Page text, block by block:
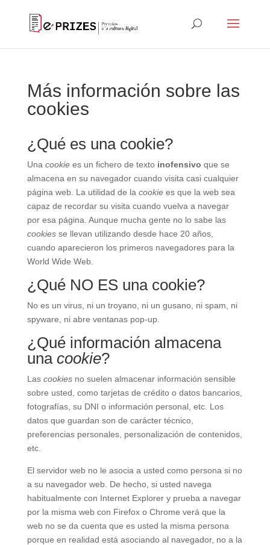
Más información sobre las
cookies
¿Qué es una cookie?
Una cookiees un fichero de texto inofensivo que se
almacena en su navegador cuando visita casi cualquier
página web. La utilidad de la cookiees que la web sea
capaz de recordar su visita cuando vuelva a navegar
por esa página. Aunque mucha gente no lo sabe las
cookiesse llevan utilizando desde hace 20 años,
cuando aparecieron los primeros navegadores para la
World Wide Web.
¿Qué NO ES una cookie?
No es un virus, ni un troyano, ni un gusano, ni spam, ni
spyware, ni abre ventanas pop-up.
¿Qué información almacena
una cookie?
Las cookiesno suelen almacenar información sensible
sobre usted, como tarjetas de crédito o datos bancarios,
fotografías, su DNI o información personal, etc. Los
datos que guardan son de carácter técnico,
preferencias personales, personalización de contenidos,
etc.
El servidor web no le asocia a usted como persona si no
a su navegador web. De hecho, si usted navega
habitualmente con Internet Explorer y prueba a navegar
por la misma web con Firefox o Chrome verá que la
web no se da cuenta que es usted la misma persona
porque en realidad está asociando al navegador, no a la